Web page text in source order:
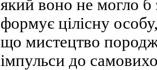
який воно не могло
формує цілісну
що мистецтво
імпульси до